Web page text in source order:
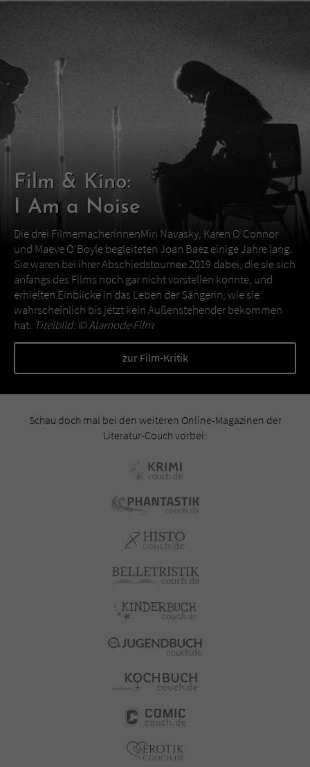
Film & Kino:
I Am a Noise
Die drei FilmemacherinnenMiri Navasky, Karen O‘Connor
und Maeve O‘Boyle begleiteten Joan Baez einige Jahre lang.
Sie waren bei ihrer Abschiedstournee 2019 dabei, die sie sich
anfangs des Films noch gar nicht vorstellen konnte, und
erhielten Einblicke in das Leben der Sängerin, wie sie
wahrscheinlich bis jetzt kein Außenstehender bekommen
hat. Titelbild: ©Alamode Film
zur Film-Kritik
Schau doch mal bei den weiteren Online-Magazinen der
Literatur-Couch vorbei: